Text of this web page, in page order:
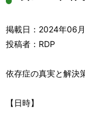
掲載日：2024年06
投稿者：RDP
依存症の真実と解決
【日時】